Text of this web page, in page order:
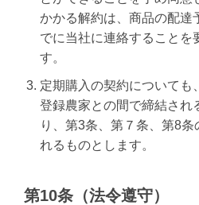
かかる解約は、商品の配達
でに当社に連絡することを
す。
定期購入の契約についても
登録農家との間で締結され
り、第3条、第７条、第8条
れるものとします。
第10条（法令遵守）